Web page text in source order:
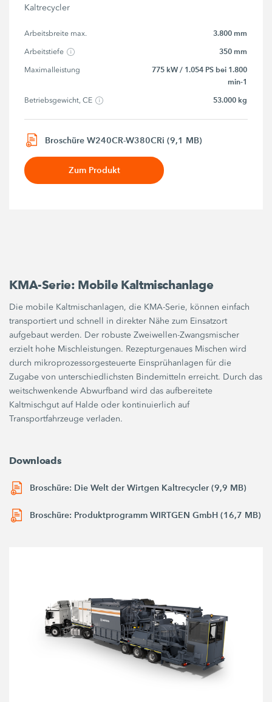
Kaltrecycler
Arbeitsbreite max. 3.800 mm
Arbeitstiefe 350 mm
Maximalleistung
775 kW / 1.054 PS bei 1.800
min-1
Betriebsgewicht, CE 53.000 kg
Broschüre W240CR-W380CRi (9,1 MB)
Zum Produkt
KMA-Serie: Mobile Kaltmischanlage
Die mobile Kaltmischanlagen, die KMA-Serie, können einfach
transportiert und schnell in direkter Nähe zum Einsatzort
aufgebaut werden. Der robuste Zweiwellen-Zwangsmischer
erzielt hohe Mischleistungen. Rezepturgenaues Mischen wird
durch mikroprozessorgesteuerte Einsprühanlagen für die
Zugabe von unterschiedlichsten Bindemitteln erreicht. Durch das
weitschwenkende Abwurfband wird das aufbereitete
Kaltmischgut auf Halde oder kontinuierlich auf
Transportfahrzeuge verladen.
Downloads
Broschüre: Die Welt der Wirtgen Kaltrecycler (9,9 MB)
Broschüre: Produktprogramm WIRTGEN GmbH (16,7 MB)